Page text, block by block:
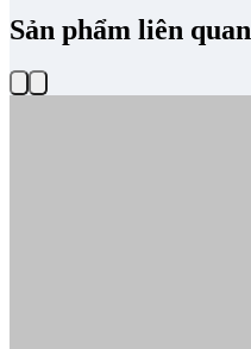
Sản phẩm liên quan